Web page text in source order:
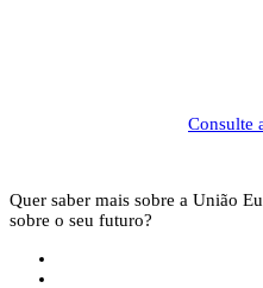
Consulte
Quer saber mais sobre a União
sobre o seu futuro?